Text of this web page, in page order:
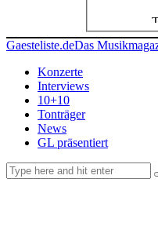
Gaesteliste.deDas
Konzerte
Interviews
10+10
Tonträger
News
GL präsentiert